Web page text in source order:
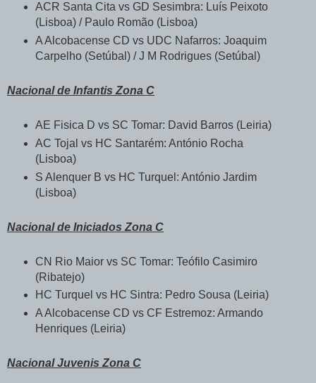
ACR Santa Cita vs GD Sesimbra: Luís Peixoto
(Lisboa) / Paulo Romão (Lisboa)
A Alcobacense CD vs UDC Nafarros: Joaquim
Carpelho (Setúbal) / J M Rodrigues (Setúbal)
Nacional de Infantis Zona C
AE Fisica D vs SC Tomar: David Barros (Leiria)
AC Tojal vs HC Santarém: António Rocha
(Lisboa)
S Alenquer B vs HC Turquel: António Jardim
(Lisboa)
Nacional de Iniciados Zona C
CN Rio Maior vs SC Tomar: Teófilo Casimiro
(Ribatejo)
HC Turquel vs HC Sintra: Pedro Sousa (Leiria)
A Alcobacense CD vs CF Estremoz: Armando
Henriques (Leiria)
Nacional Juvenis Zona C